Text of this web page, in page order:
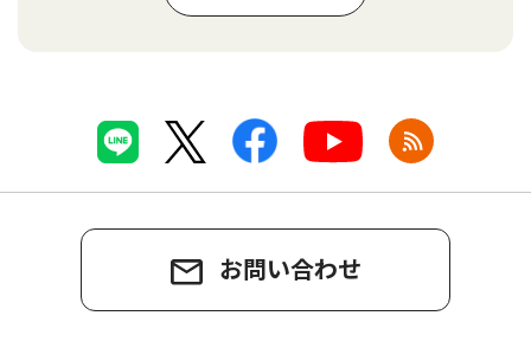
お問い合わせ